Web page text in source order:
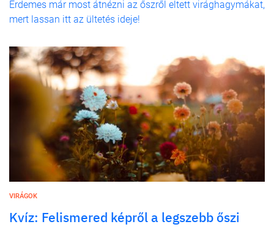
Érdemes már most átnézni az őszről eltett virághagymákat,
mert lassan itt az ültetés ideje!
VIRÁGOK
Kvíz: Felismered képről a legszebb őszi